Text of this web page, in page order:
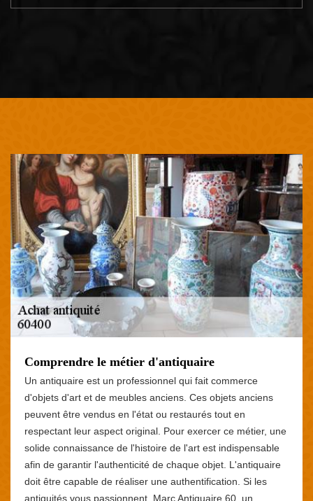
Comprendre le métier d'antiquaire
Un antiquaire est un professionnel qui fait commerce
d'objets d'art et de meubles anciens. Ces objets anciens
peuvent être vendus en l'état ou restaurés tout en
respectant leur aspect original. Pour exercer ce métier, une
solide connaissance de l'histoire de l'art est indispensable
afin de garantir l'authenticité de chaque objet. L'antiquaire
doit être capable de réaliser une authentification. Si les
antiquités vous passionnent, Marc Antiquaire 60, un